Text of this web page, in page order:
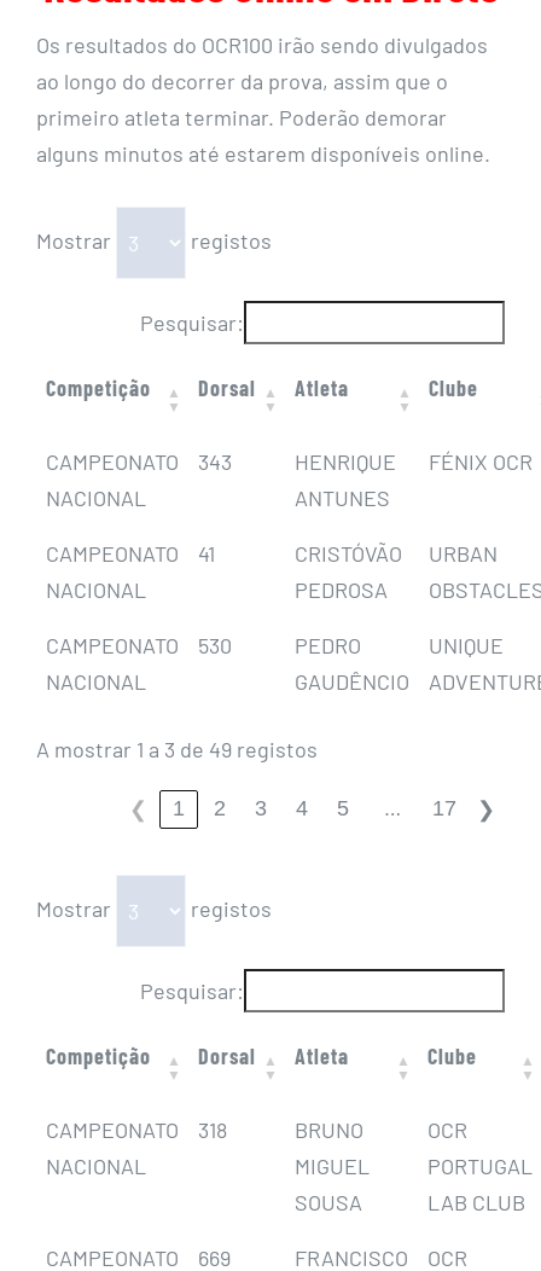
Os resultados do OCR100 irão sendo divulgados
ao longo do decorrer da prova, assim que o
primeiro atleta terminar. Poderão demorar
alguns minutos até estarem disponíveis online.
Mostrar registos
Pesquisar:
Competição Dorsal Atleta Clube
CAMPEONATO
NACIONAL
343
HENRIQUE
ANTUNES
FÉNIX OCR
CAMPEONATO
NACIONAL
41
CRISTÓVÃO
PEDROSA
URBAN
CAMPEONATO
NACIONAL
530
PEDRO
GAUDÊNCIO
UNIQUE
A mostrar 1 a 3 de 49 registos
❮ 1 2 3 4 5 … 17 ❯
Mostrar registos
Pesquisar:
Competição Dorsal Atleta Clube
CAMPEONATO
NACIONAL
318
BRUNO
MIGUEL
SOUSA
OCR
PORTUGAL
LAB CLUB
CAMPEONATO 669 FRANCISCO OCR